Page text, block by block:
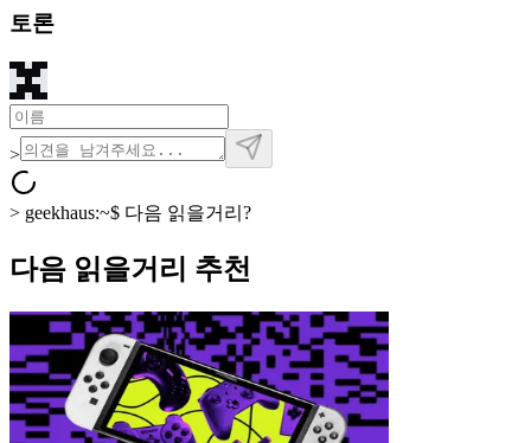
토론
>
> geekhaus:~$ 다음 읽을거리?
다음 읽을거리 추천